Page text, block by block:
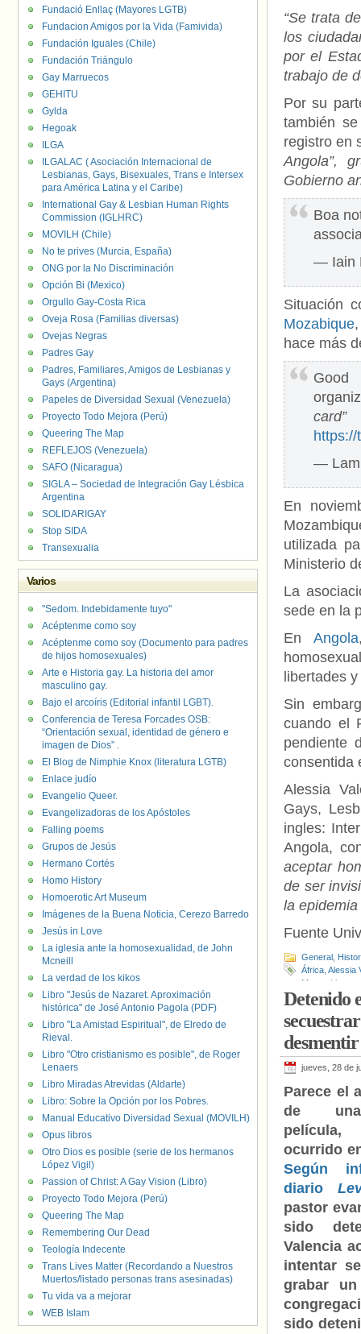
“Se trata
los
por el
trabajo de
Por su
también
registro en
Angola”,
Gobierno
Boa
— Iain
Situación
Mozabique
hace más
Good
card”
—
En
utilizada
Ministerio
La
sede en la
En Angola
libertades
Sin
cuando el
pendiente
consentida
Alessia
Gays,
ingles:
Angola,
aceptar
de ser
la
Fuente
General
África Alessia
Mozambique
Detenido
jueves, 28 de
Parece el
de
película,
ocurrido
Según
diario
pastor
sido
Valencia
intentar
grabar
sido
Fundació Enllaç (Mayores LGTB)
Fundacion Amigos por la Vida (Famivida)
Fundación Iguales (Chile)
Fundación Triángulo
Gay Marruecos
GEHITU
Gylda
Hegoak
ILGA
ILGALAC ( Asociación Internacional de
Lesbianas, Gays, Bisexuales, Trans e Intersex
para América Latina y el Caribe)
International Gay & Lesbian Human Rights
Commission (IGLHRC)
MOVILH (Chile)
No te prives (Murcia, España)
ONG por la No Discriminación
Opción Bi (Mexico)
Orgullo Gay-Costa Rica
Oveja Rosa (Familias diversas)
Ovejas Negras
Padres Gay
Padres, Familiares, Amigos de Lesbianas y
Gays (Argentina)
Papeles de Diversidad Sexual (Venezuela)
Proyecto Todo Mejora (Perú)
Queering The Map
REFLEJOS (Venezuela)
SAFO (Nicaragua)
SIGLA – Sociedad de Integración Gay Lésbica
Argentina
SOLIDARIGAY
Stop SIDA
Transexualia
Varios
"Sedom. Indebidamente tuyo"
Acéptenme como soy
Acéptenme como soy (Documento para padres
de hijos homosexuales)
Arte e Historia gay. La historia del amor
masculino gay.
Bajo el arcoíris (Editorial infantil LGBT).
Conferencia de Teresa Forcades OSB:
“Orientación sexual, identidad de género e
imagen de Dios” .
El Blog de Nimphie Knox (literatura LGTB)
Enlace judío
Evangelio Queer.
Evangelizadoras de los Apóstoles
Falling poems
Grupos de Jesús
Hermano Cortés
Homo History
Homoerotic Art Museum
Imágenes de la Buena Noticia, Cerezo Barredo
Jesús in Love
La iglesia ante la homosexualidad, de John
Mcneill
La verdad de los kikos
Libro "Jesús de Nazaret. Aproximación
histórica" de José Antonio Pagola (PDF)
Libro "La Amistad Espiritual", de Elredo de
Rieval.
Libro "Otro cristianismo es posible", de Roger
Lenaers
Libro Miradas Atrevidas (Aldarte)
Libro: Sobre la Opción por los Pobres.
Manual Educativo Diversidad Sexual (MOVILH)
Opus libros
Otro Dios es posible (serie de los hermanos
López Vigil)
Passion of Christ: A Gay Vision (Libro)
Proyecto Todo Mejora (Perú)
Queering The Map
Remembering Our Dead
Teología Indecente
Trans Lives Matter (Recordando a Nuestros
Muertos/listado personas trans asesinadas)
Tu vida va a mejorar
WEB Islam